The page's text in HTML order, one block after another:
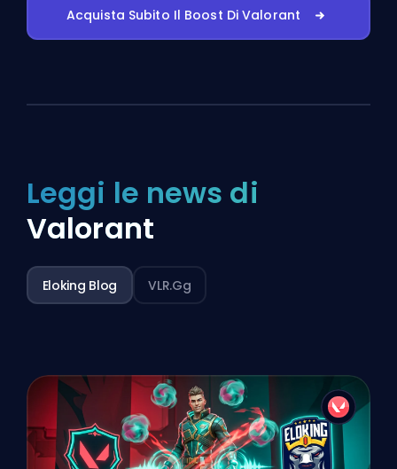
Acquista Subito Il Boost Di Valorant
Leggi le news di
Valorant
Eloking Blog VLR.gg